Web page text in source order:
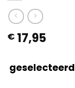
€ 17,95
geselecteerd